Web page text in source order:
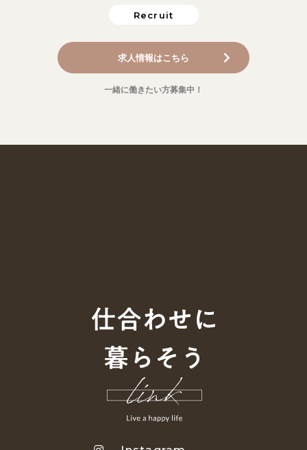
Recruit
求人情報はこちら
一緒に働きたい方募集中！